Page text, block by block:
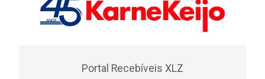
Portal Recebíveis XLZ